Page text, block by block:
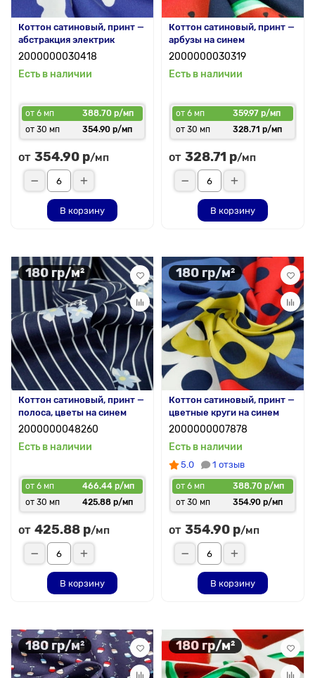
Коттон сатиновый, принт —
абстракция электрик
2000000030418
Есть в наличии
от 6 мп
388.70 р/мп
от 30 мп
354.90 р/мп
от 354.90 р/мп
В корзину
Коттон сатиновый, принт —
арбузы на синем
2000000030319
Есть в наличии
от 6 мп
359.97 р/мп
от 30 мп
328.71 р/мп
от 328.71 р/мп
В корзину
180 гр/м²
Коттон сатиновый, принт —
полоса, цветы на синем
2000000048260
Есть в наличии
от 6 мп
466.44 р/мп
от 30 мп
425.88 р/мп
от 425.88 р/мп
В корзину
180 гр/м²
Коттон сатиновый, принт —
цветные круги на синем
2000000007878
Есть в наличии
5.0 1 отзыв
от 6 мп
388.70 р/мп
от 30 мп
354.90 р/мп
от 354.90 р/мп
В корзину
180 гр/м² 180 гр/м²